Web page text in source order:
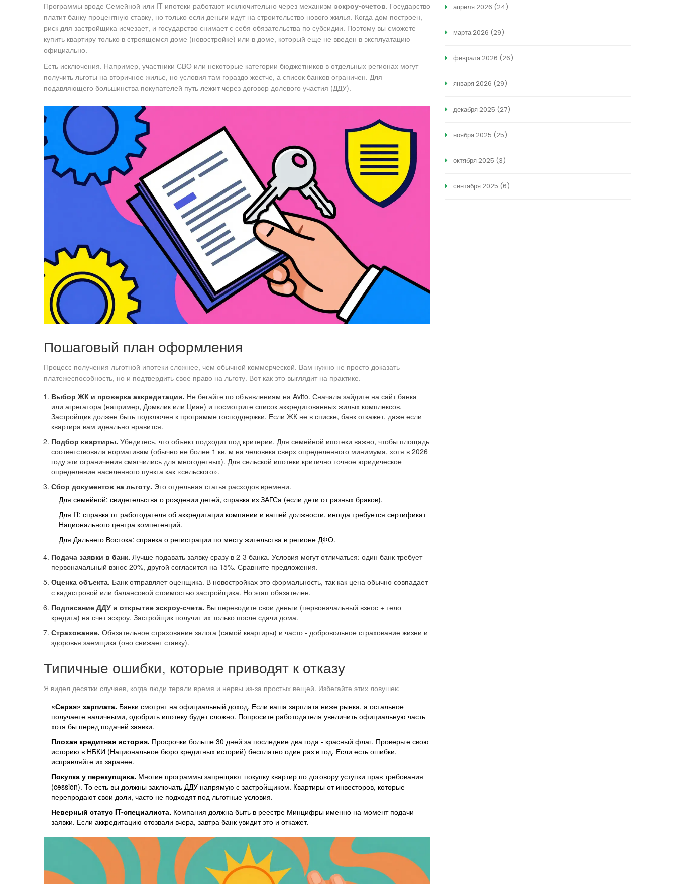
Программы вроде Семейной или IT-ипотеки работают исключительно через механизм эскроу-счетов. Государство
платит банку процентную ставку, но только если деньги идут на строительство нового жилья. Когда дом построен,
риск для застройщика исчезает, и государство снимает с себя обязательства по субсидии. Поэтому вы сможете
купить квартиру только в строящемся доме (новостройке) или в доме, который еще не введен в эксплуатацию
официально.
Есть исключения. Например, участники СВО или некоторые категории бюджетников в отдельных регионах могут
получить льготы на вторичное жилье, но условия там гораздо жестче, а список банков ограничен. Для
подавляющего большинства покупателей путь лежит через договор долевого участия (ДДУ).
Пошаговый план оформления
Процесс получения льготной ипотеки сложнее, чем обычной коммерческой. Вам нужно не просто доказать
платежеспособность, но и подтвердить свое право на льготу. Вот как это выглядит на практике.
Выбор ЖК и проверка аккредитации. Не бегайте по объявлениям на Avito. Сначала зайдите на сайт банка
или агрегатора (например, Домклик или Циан) и посмотрите список аккредитованных жилых комплексов.
Застройщик должен быть подключен к программе господдержки. Если ЖК не в списке, банк откажет, даже если
квартира вам идеально нравится.
Подбор квартиры. Убедитесь, что объект подходит под критерии. Для семейной ипотеки важно, чтобы площадь
соответствовала нормативам (обычно не более 1 кв. м на человека сверх определенного минимума, хотя в 2026
году эти ограничения смягчились для многодетных). Для сельской ипотеки критично точное юридическое
определение населенного пункта как «сельского».
Сбор документов на льготу. Это отдельная статья расходов времени.
Для семейной: свидетельства о рождении детей, справка из ЗАГСа (если дети от разных браков).
Для IT: справка от работодателя об аккредитации компании и вашей должности, иногда требуется сертификат
Национального центра компетенций.
Для Дальнего Востока: справка о регистрации по месту жительства в регионе ДФО.
Подача заявки в банк. Лучше подавать заявку сразу в 2-3 банка. Условия могут отличаться: один банк требует
первоначальный взнос 20%, другой согласится на 15%. Сравните предложения.
Оценка объекта. Банк отправляет оценщика. В новостройках это формальность, так как цена обычно совпадает
с кадастровой или балансовой стоимостью застройщика. Но этап обязателен.
Подписание ДДУ и открытие эскроу-счета. Вы переводите свои деньги (первоначальный взнос + тело
кредита) на счет эскроу. Застройщик получит их только после сдачи дома.
Страхование. Обязательное страхование залога (самой квартиры) и часто - добровольное страхование жизни и
здоровья заемщика (оно снижает ставку).
Типичные ошибки, которые приводят к отказу
Я видел десятки случаев, когда люди теряли время и нервы из-за простых вещей. Избегайте этих ловушек:
«Серая» зарплата. Банки смотрят на официальный доход. Если ваша зарплата ниже рынка, а остальное
получаете наличными, одобрить ипотеку будет сложно. Попросите работодателя увеличить официальную часть
хотя бы перед подачей заявки.
Плохая кредитная история. Просрочки больше 30 дней за последние два года - красный флаг. Проверьте свою
историю в НБКИ (Национальное бюро кредитных историй) бесплатно один раз в год. Если есть ошибки,
исправляйте их заранее.
Покупка у перекупщика. Многие программы запрещают покупку квартир по договору уступки прав требования
(cession). То есть вы должны заключать ДДУ напрямую с застройщиком. Квартиры от инвесторов, которые
перепродают свои доли, часто не подходят под льготные условия.
Неверный статус IT-специалиста. Компания должна быть в реестре Минцифры именно на момент подачи
заявки. Если аккредитацию отозвали вчера, завтра банк увидит это и откажет.
апреля 2026 (24)
марта 2026 (29)
февраля 2026 (26)
января 2026 (29)
декабря 2025 (27)
ноября 2025 (25)
октября 2025 (3)
сентября 2025 (6)